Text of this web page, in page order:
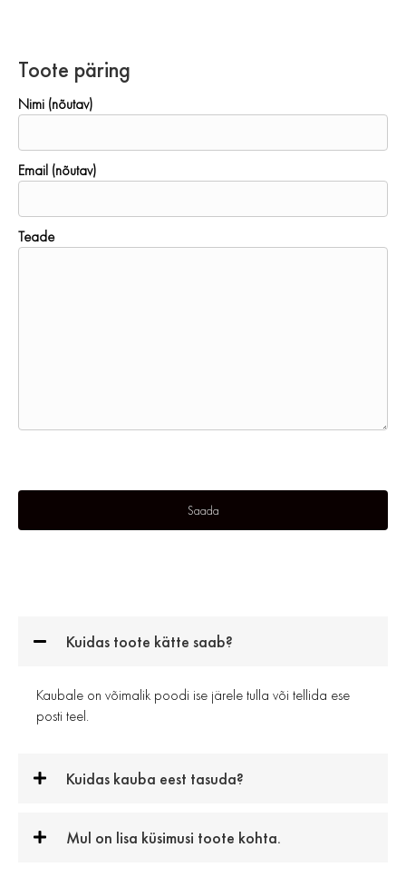
Toote päring
Nimi (nõutav)
Email (nõutav)
Teade
Kuidas toote kätte saab?
Kaubale on võimalik poodi ise järele tulla või tellida ese
posti teel.
Kuidas kauba eest tasuda?
Mul on lisa küsimusi toote kohta.